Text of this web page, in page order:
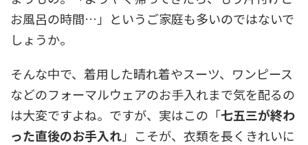
お風呂の時間…」というご家庭も多いのではないで
しょうか。
そんな中で、着用した晴れ着やスーツ、ワンピース
などのフォーマルウェアのお手入れまで気を配るの
は大変ですよね。ですが、実はこの「七五三が終わ
った直後のお手入れ」こそが、衣類を長くきれいに